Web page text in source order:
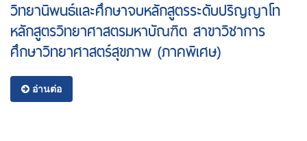
วิทยานิพนธ์และศึกษาจบหลักสูตรระดับปริญญาโท
หลักสูตรวิทยาศาสตรมหาบัณฑิต สาขาวิชาการ
ศึกษาวิทยาศาสตร์สุขภาพ (ภาคพิเศษ)
อ่านต่อ